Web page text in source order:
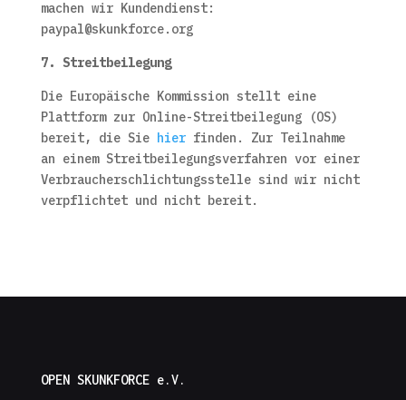
machen wir Kundendienst:
paypal@skunkforce.org
7. Streitbeilegung
Die Europäische Kommission stellt eine
Plattform zur Online-Streitbeilegung (OS)
bereit, die Sie hierfinden. Zur Teilnahme
an einem Streitbeilegungsverfahren vor einer
Verbraucherschlichtungsstelle sind wir nicht
verpflichtet und nicht bereit.
OPEN SKUNKFORCE e.V.